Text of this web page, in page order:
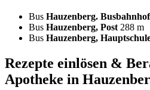
Bus Hauzenberg. Busbahnhof
Bus Hauzenberg, Post 288 m
Bus Hauzenberg,
Rezepte einlösen &
Apotheke in